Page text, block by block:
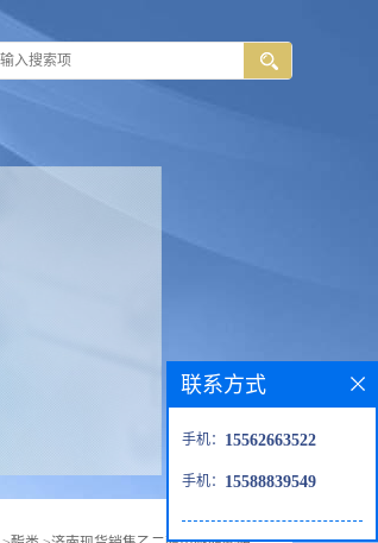
联系方式
手机： 15562663522
手机： 15588839549